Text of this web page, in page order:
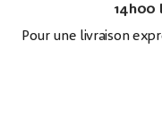
14h00
Pour une livraison